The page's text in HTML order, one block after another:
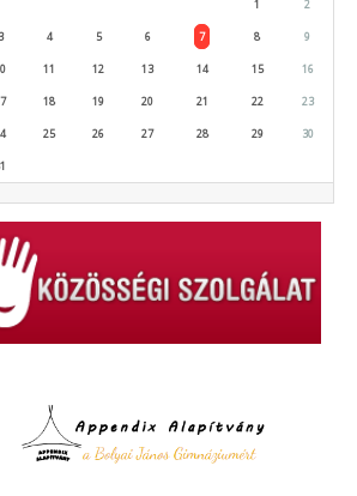
1 2
3 4 5 6 7 8 9
11 12 13 14 15 16
18 19 20 21 22 23
25 26 27 28 29 30